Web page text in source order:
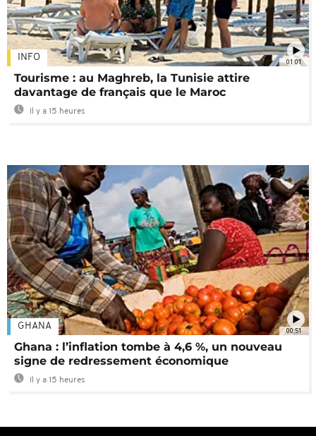
01:01
INFO
Tourisme : au Maghreb, la Tunisie attire
davantage de français que le Maroc
Il y a 15 heures
00:51
GHANA
Ghana : l’inflation tombe à 4,6 %, un nouveau
signe de redressement économique
Il y a 15 heures